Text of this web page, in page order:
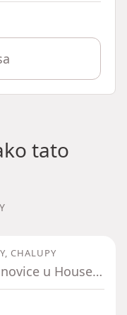
tato
CHALUPY
Pelhřimov - Janovice u Houserovky, Kraj Vysočina